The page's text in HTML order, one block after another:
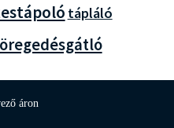
tápláló
öregedésgátló
áron